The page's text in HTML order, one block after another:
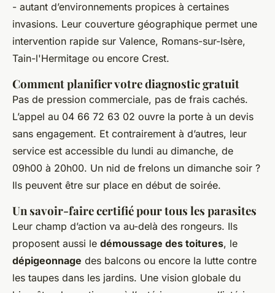
- autant d’environnements propices à certaines
invasions. Leur couverture géographique permet une
intervention rapide sur Valence, Romans-sur-Isère,
Tain-l'Hermitage ou encore Crest.
Comment planifier votre diagnostic gratuit
Pas de pression commerciale, pas de frais cachés.
L’appel au 04 66 72 63 02 ouvre la porte à un devis
sans engagement. Et contrairement à d’autres, leur
service est accessible du lundi au dimanche, de
09h00 à 20h00. Un nid de frelons un dimanche soir ?
Ils peuvent être sur place en début de soirée.
Un savoir-faire certifié pour tous les parasites
Leur champ d’action va au-delà des rongeurs. Ils
proposent aussi le démoussage des toitures, le
dépigeonnage des balcons ou encore la lutte contre
les taupes dans les jardins. Une vision globale du